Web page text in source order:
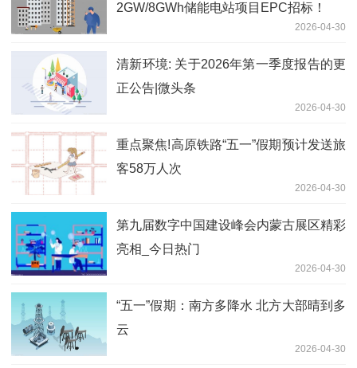
2GW/8GWh储能电站项目EPC招标！
2026-04-30
清新环境: 关于2026年第一季度报告的更
正公告|微头条
2026-04-30
重点聚焦!高原铁路“五一”假期预计发送旅
客58万人次
2026-04-30
第九届数字中国建设峰会内蒙古展区精彩
亮相_今日热门
2026-04-30
“五一”假期：南方多降水 北方大部晴到多
云
2026-04-30